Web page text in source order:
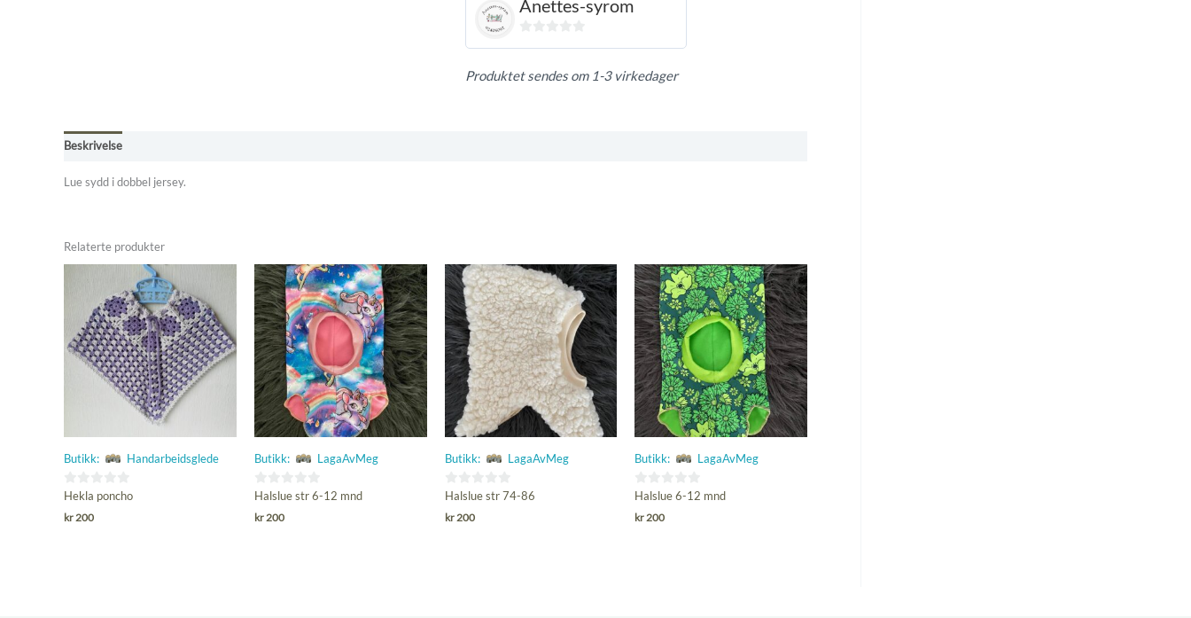
Anettes-syrom
av
Produktet sendes om 1-3 virkedager
Beskrivelse
Lue sydd i dobbel jersey.
Relaterte produkter
Butikk: Handarbeidsglede
0
ut
Hekla poncho
kr 200
Butikk: LagaAvMeg
0
ut
Halslue str 6-12 mnd
kr200
Butikk: LagaAvMeg
0
ut
Halslue str 74-86
kr200
Butikk: LagaAvMeg
0
ut
Halslue 6-12 mnd
kr 200